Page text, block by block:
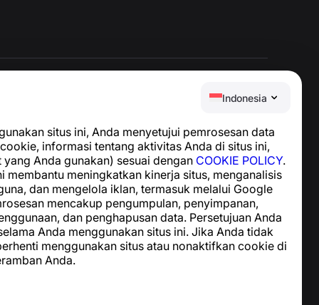
Indonesia
situs ini, Anda menyetujui pemrosesan data
informasi tentang aktivitas Anda di situs ini,
Anda gunakan) sesuai dengan COOKIE POLICY.
membantu meningkatkan kinerja situs, menganalisis
dan mengelola iklan, termasuk melalui Google
mencakup pengumpulan, penyimpanan,
dan penghapusan data. Persetujuan Anda
Anda menggunakan situs ini. Jika Anda tidak
menggunakan situs atau nonaktifkan cookie di
Anda.
Berita dan Artikel
Tentang proyek
Kontak